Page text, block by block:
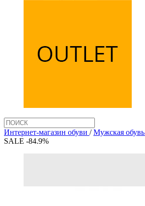
Интернет-магазин обуви /Мужская обувь
SALE -84.9%